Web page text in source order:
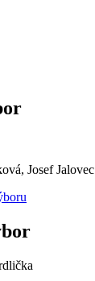
Josef Jalovec